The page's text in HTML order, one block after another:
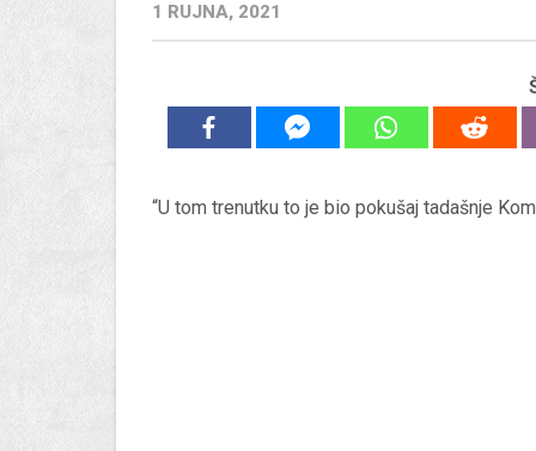
1 RUJNA, 2021
“U tom trenutku to je bio pokušaj tadašnje